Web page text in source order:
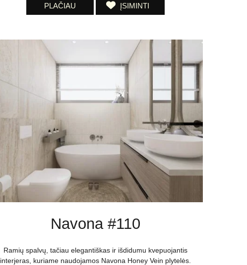
PLAČIAU ĮSIMINTI
Navona #110
Ramių spalvų, tačiau elegantiškas ir išdidumu kvepuojantis
interjeras, kuriame naudojamos Navona Honey Vein plytelės.